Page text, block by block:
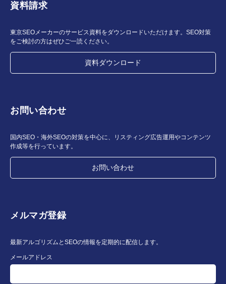
資料請求
東京SEOメーカーのサービス資料をダウンロードいただけます。SEO対策
をご検討の方はぜひご一読ください。
資料ダウンロード
お問い合わせ
国内SEO・海外SEOの対策を中心に、リスティング広告運用やコンテンツ
作成等を行っています。
お問い合わせ
メルマガ登録
最新アルゴリズムとSEOの情報を定期的に配信します。
メールアドレス